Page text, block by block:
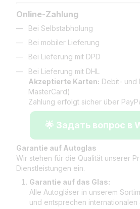
Online-Zahlung
Bei Selbstabholung
Bei mobiler Lieferung
Bei Lieferung mit DPD
Bei Lieferung mit DHL
Akzeptierte Karten: Debit- und
MasterCard)
Zahlung erfolgt sicher über
🌟 Задать вопрос в
Garantie auf Autoglas
Wir stehen für die Qualität unserer
Dienstleistungen ein.
Garantie auf das Glas:
Alle Autogläser in unserem
und entsprechen internationalen